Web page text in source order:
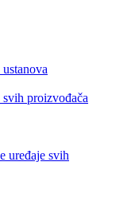
proizvođača
uređaje svih